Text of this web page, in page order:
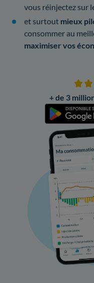
vous réinjectez sur
et surtout mieux
consommer au
maximiser vos
+ de 3